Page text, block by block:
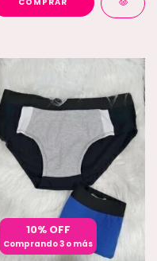
10% OFF
Comprando 3 o más